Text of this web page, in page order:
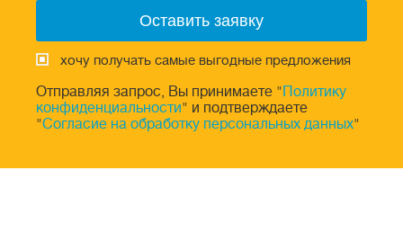
хочу получать самые выгодные предложения
Отправляя запрос, Вы принимаете "Политику
конфиденциальности" и подтверждаете
"Согласие на обработку персональных данных"